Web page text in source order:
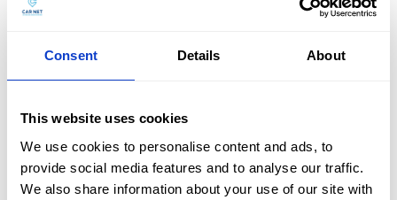
Consent Details About
This website uses cookies
We use cookies to personalise content and ads, to
provide social media features and to analyse our traffic.
We also share information about your use of our site with
wykonywać go regularnie – za pierwszym razem trzy
rok. Wizyta na stacji kontroli pojazdów zazwyczaj
trwa nie dłużej niż trzydzieści minut. Nie należy